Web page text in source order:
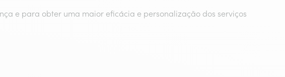
e para obter uma maior eficácia e personalização dos serviços